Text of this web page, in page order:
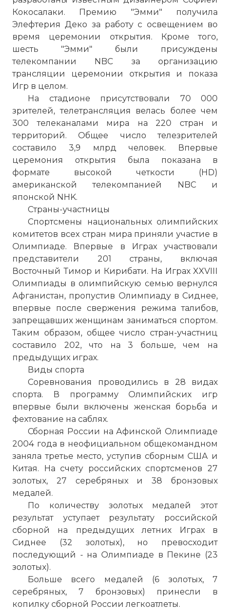
Кокосалаки. Премию "Эмми" получила
Элефтерия Деко за работу с освещением во
время церемонии открытия. Кроме того,
шесть "Эмми" были присуждены
телекомпании NBC за организацию
трансляции церемонии открытия и показа
Игр в целом.
На стадионе присутствовали 70 000
зрителей, телетрансляция велась более чем
300 телеканалами мира на 220 стран и
территорий. Общее число телезрителей
составило 3,9 млрд человек. Впервые
церемония открытия была показана в
формате высокой четкости (HD)
американской телекомпанией NBC и
японской NHK.
Страны-участницы
Спортсмены национальных олимпийских
комитетов всех стран мира приняли участие в
Олимпиаде. Впервые в Играх участвовали
представители 201 страны, включая
Восточный Тимор и Кирибати. На Играх XXVIII
Олимпиады в олимпийскую семью вернулся
Афганистан, пропустив Олимпиаду в Сиднее,
впервые после свержения режима талибов,
запрещавших женщинам заниматься спортом.
Таким образом, общее число стран-участниц
составило 202, что на 3 больше, чем на
предыдущих играх.
Виды спорта
Соревнования проводились в 28 видах
спорта. В программу Олимпийских игр
впервые были включены женская борьба и
фехтование на саблях.
Сборная России на Афинской Олимпиаде
2004 года в неофициальном общекомандном
заняла третье место, уступив сборным США и
Китая. На счету российских спортсменов 27
золотых, 27 серебряных и 38 бронзовых
медалей.
По количеству золотых медалей этот
результат уступает результату российской
сборной на предыдущих летних Играх в
Сиднее (32 золотых), но превосходит
последующий - на Олимпиаде в Пекине (23
золотых).
Больше всего медалей (6 золотых, 7
серебряных, 7 бронзовых) принесли в
копилку сборной России легкоатлеты.